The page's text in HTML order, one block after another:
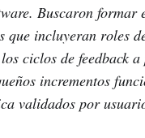
Buscaron formar
que incluyeran roles
ciclos de feedback
incrementos
validados por